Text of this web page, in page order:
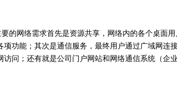
的网络需求首先是资源共享，网络内的各个桌面
功能；其次是通信服务，最终用户通过广域网连
访问；还有就是公司门户网站和网络通信系统（企